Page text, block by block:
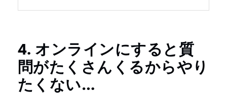
4. オンラインにすると質
問がたくさんくるからやり
たくない…